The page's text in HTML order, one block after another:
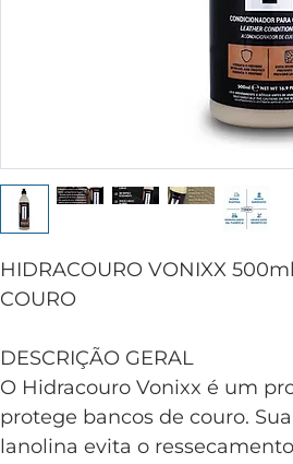
HIDRACOURO VONIXX
COURO
DESCRIÇÃO GERAL
O Hidracouro Vonixx é um
protege bancos de couro.
lanolina evita o